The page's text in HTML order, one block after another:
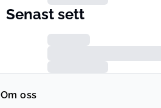
Senast sett
Om oss